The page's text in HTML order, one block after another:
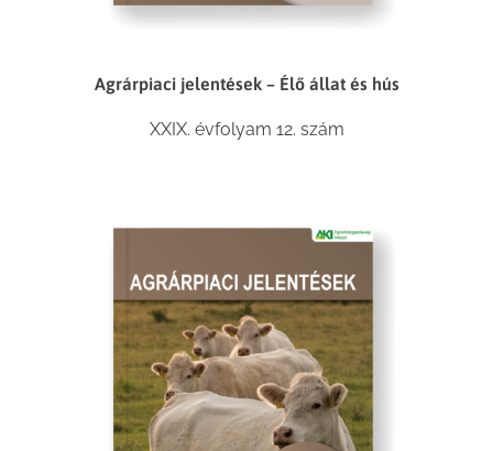
Agrárpiaci jelentések – Élő állat és hús
XXIX. évfolyam 12. szám